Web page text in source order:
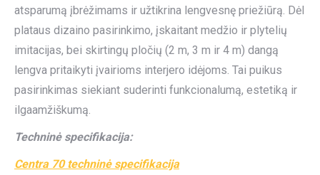
atsparumą įbrėžimams ir užtikrina lengvesnę priežiūrą. Dėl
plataus dizaino pasirinkimo, įskaitant medžio ir plytelių
imitacijas, bei skirtingų pločių (2 m, 3 m ir 4 m) dangą
lengva pritaikyti įvairioms interjero idėjoms. Tai puikus
pasirinkimas siekiant suderinti funkcionalumą, estetiką ir
ilgaamžiškumą.
Techninė specifikacija:
Centra 70 techninė specifikacija